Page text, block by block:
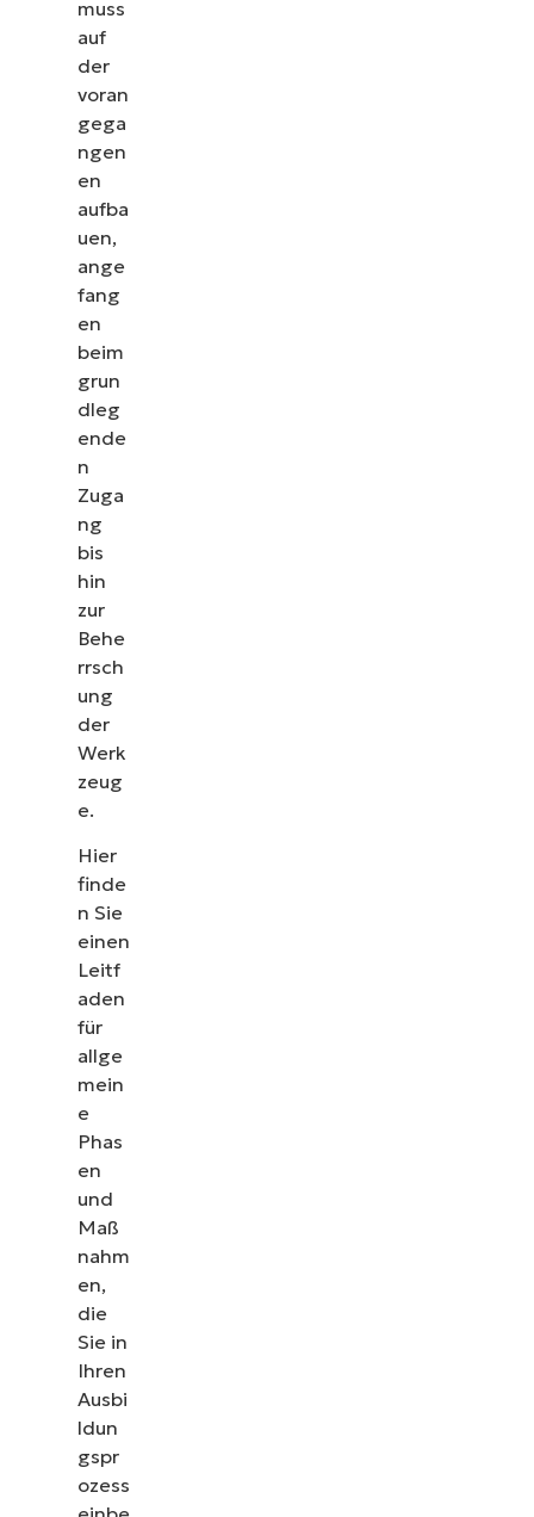
muss
auf
der
voran
gega
ngen
en
aufba
uen,
ange
fang
en
beim
grun
dleg
ende
n
Zuga
ng
bis
hin
zur
Behe
rrsch
ung
der
Werk
zeug
e.
Hier
finde
n Sie
einen
Leitf
aden
für
allge
mein
e
Phas
en
und
Maß
nahm
en,
die
Sie in
Ihren
Ausbi
ldun
gspr
ozess